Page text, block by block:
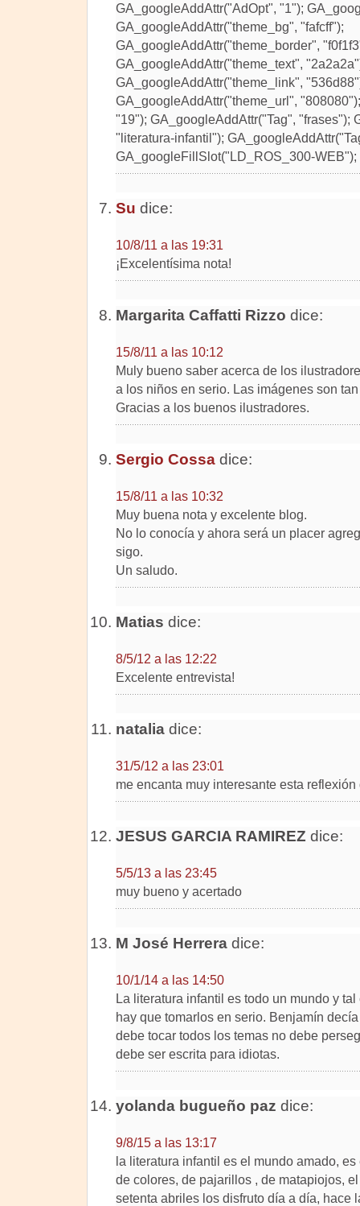
GA_googleAddAttr("AdOpt", "1");
GA_googleAddAttr("theme_bg", "fafcff");
GA_googleAddAttr("theme_border",
GA_googleAddAttr("theme_text",
GA_googleAddAttr("theme_link",
GA_googleAddAttr("theme_url",
"19"); GA_googleAddAttr("Tag", "frases");
"literatura-infantil");
GA_googleFillSlot("LD_ROS_300-
Su dice:
10/8/11 a las 19:31
¡Excelentísima nota!
Margarita Caffatti Rizzo dice:
15/8/11 a las 10:12
Muly bueno saber acerca de los
a los niños en serio. Las imágenes son
Gracias a los buenos ilustradores.
Sergio Cossadice:
15/8/11 a las 10:32
Muy buena nota y excelente blog.
No lo conocía y ahora será un placer
sigo.
Un saludo.
Matias dice:
8/5/12 a las 12:22
Excelente entrevista!
nataliadice:
31/5/12 a las 23:01
me encanta muy interesante esta
JESUS GARCIA RAMIREZ dice:
5/5/13 a las 23:45
muy bueno y acertado
M José Herreradice:
10/1/14 a las 14:50
La literatura infantil es todo un mundo y
hay que tomarlos en serio. Benjamín
debe tocar todos los temas no debe
debe ser escrita para idiotas.
yolanda bugueño paz dice:
9/8/15 a las 13:17
la literatura infantil es el mundo amado,
de colores, de pajarillos , de matapiojos,
setenta abriles los disfruto día a día, hace